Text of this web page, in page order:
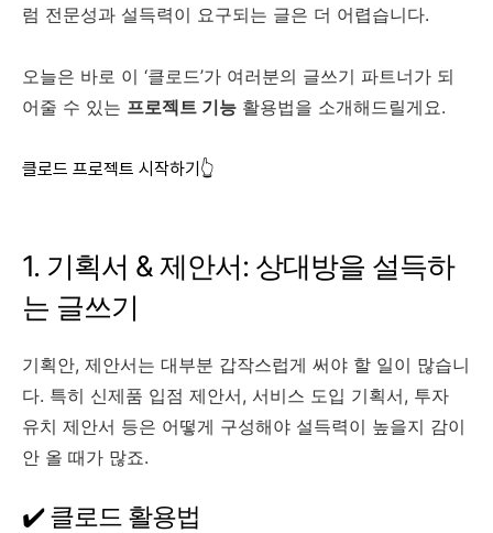
럼 전문성과 설득력이 요구되는 글은 더 어렵습니다.
오늘은 바로 이 ‘클로드’가 여러분의 글쓰기 파트너가 되
어줄 수 있는 프로젝트 기능 활용법을 소개해드릴게요.
클로드 프로젝트 시작하기👆
1. 기획서 & 제안서: 상대방을 설득하
는 글쓰기
기획안, 제안서는 대부분 갑작스럽게 써야 할 일이 많습니
다. 특히 신제품 입점 제안서, 서비스 도입 기획서, 투자
유치 제안서 등은 어떻게 구성해야 설득력이 높을지 감이
안 올 때가 많죠.
✔️ 클로드 활용법